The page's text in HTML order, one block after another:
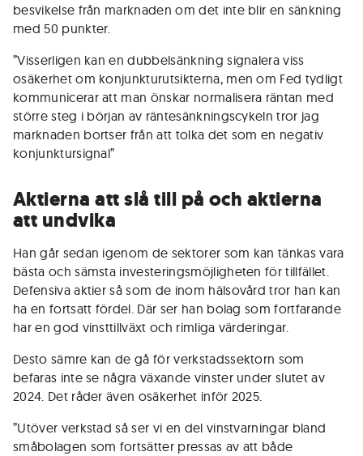
besvikelse från marknaden om det inte blir en sänkning
med 50 punkter.
”Visserligen kan en dubbelsänkning signalera viss
osäkerhet om konjunkturutsikterna, men om Fed tydligt
kommunicerar att man önskar normalisera räntan med
större steg i början av räntesänkningscykeln tror jag
marknaden bortser från att tolka det som en negativ
konjunktursignal”
Aktierna att slå till på och aktierna
att undvika
Han går sedan igenom de sektorer som kan tänkas vara
bästa och sämsta investeringsmöjligheten för tillfället.
Defensiva aktier så som de inom hälsovård tror han kan
ha en fortsatt fördel. Där ser han bolag som fortfarande
har en god vinsttillväxt och rimliga värderingar.
Desto sämre kan de gå för verkstadssektorn som
befaras inte se några växande vinster under slutet av
2024. Det råder även osäkerhet inför 2025.
”Utöver verkstad så ser vi en del vinstvarningar bland
småbolagen som fortsätter pressas av att både